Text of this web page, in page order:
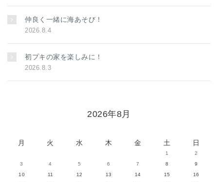
仲良く一緒に海あそび！
2026.8.4
初プキの家を楽しみに！
2026.8.3
2026年8月
月 火 水 木 金 土 日
1
2
3
4 5 6 7 8
9
10
11 12 13 14 15
16